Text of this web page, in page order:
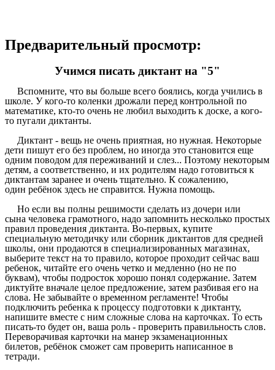
Предварительный просмотр:
Учимся писать диктант на "5"
Вспомните, что вы больше всего боялись, когда учились в
школе. У кого-то коленки дрожали перед контрольной по
математике, кто-то очень не любил выходить к доске, а кого-
то пугали диктанты.
Диктант - вещь не очень приятная, но нужная. Некоторые
дети пишут его без проблем, но иногда это становится еще
одним поводом для переживаний и слез... Поэтому некоторым
детям, а соответственно, и их родителям надо готовиться к
диктантам заранее и очень тщательно. К сожалению,
один ребёнок здесь не справится. Нужна помощь.
Но если вы полны решимости сделать из дочери или
сына человека грамотного, надо запомнить несколько простых
правил проведения диктанта. Во-первых, купите
специальную методичку или сборник диктантов для средней
школы, они продаются в специализированных магазинах,
выберите текст на то правило, которое проходит сейчас ваш
ребенок, читайте его очень четко и медленно (но не по
буквам), чтобы подросток хорошо понял содержание. Затем
диктуйте вначале целое предложение, затем разбивая его на
слова. Не забывайте о временном регламенте! Чтобы
подключить ребенка к процессу подготовки к диктанту,
напишите вместе с ним сложные слова на карточках. То есть
писать-то будет он, ваша роль - проверить правильность слов.
Переворачивая карточки на манер экзаменационных
билетов, ребёнок сможет сам проверить написанное в
тетради.